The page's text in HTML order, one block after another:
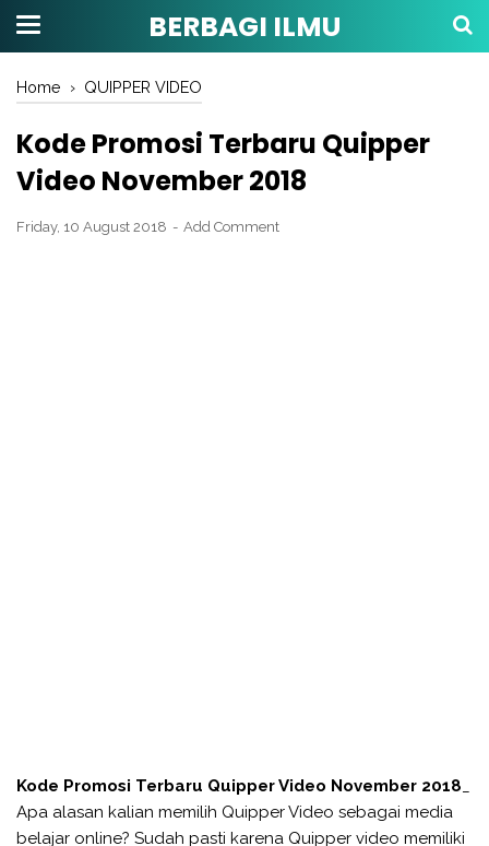
BERBAGI ILMU
Home › QUIPPER VIDEO
Kode Promosi Terbaru Quipper
Video November 2018
Friday, 10 August 2018 Add Comment
Kode Promosi Terbaru Quipper Video November 2018
Apa alasan kalian memilih Quipper Video sebagai media
belajar online? Sudah pasti karena Quipper video memiliki